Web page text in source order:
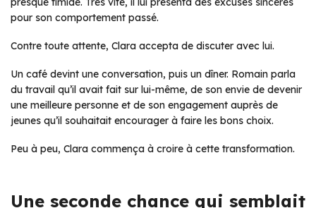
pour son comportement passé.
Contre toute attente, Clara accepta de discuter avec lui.
Un café devint une conversation, puis un dîner. Romain parla
du travail qu’il avait fait sur lui-même, de son envie de devenir
une meilleure personne et de son engagement auprès de
jeunes qu’il souhaitait encourager à faire les bons choix.
Peu à peu, Clara commença à croire à cette transformation.
Une seconde chance qui semblait